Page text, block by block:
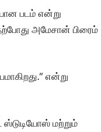
படம் என்று
அமேசான் பிரைம்
என்று
ஸ்டுடியோஸ் மற்றும்